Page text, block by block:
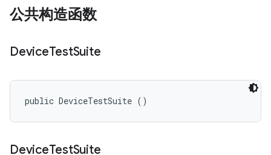
公共构造函数
DeviceTestSuite
public DeviceTestSuite ()
DeviceTestSuite